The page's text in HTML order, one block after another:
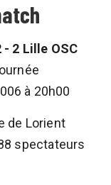
- 2 Lille OSC
à 20h00
de Lorient
spectateurs